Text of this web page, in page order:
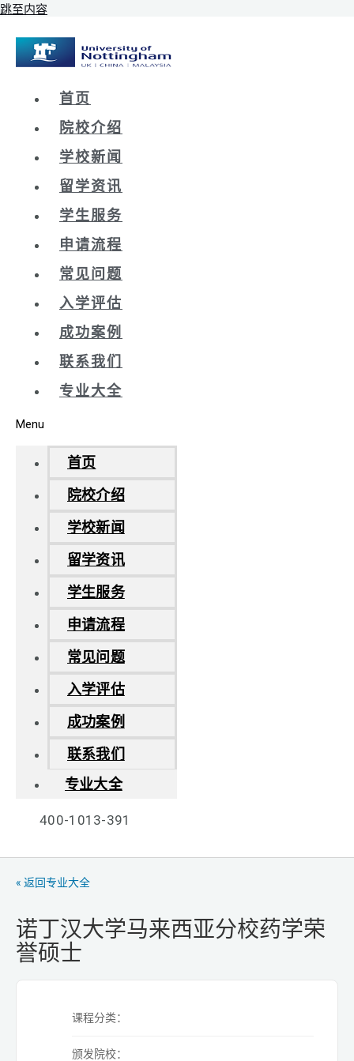
跳至内容
首页
院校介绍
学校新闻
留学资讯
学生服务
申请流程
常见问题
入学评估
成功案例
联系我们
专业大全
Menu
首页
院校介绍
学校新闻
留学资讯
学生服务
申请流程
常见问题
入学评估
成功案例
联系我们
专业大全
400-1013-391
« 返回专业大全
诺丁汉大学马来西亚分校药学荣
誉硕士
课程分类：
颁发院校：